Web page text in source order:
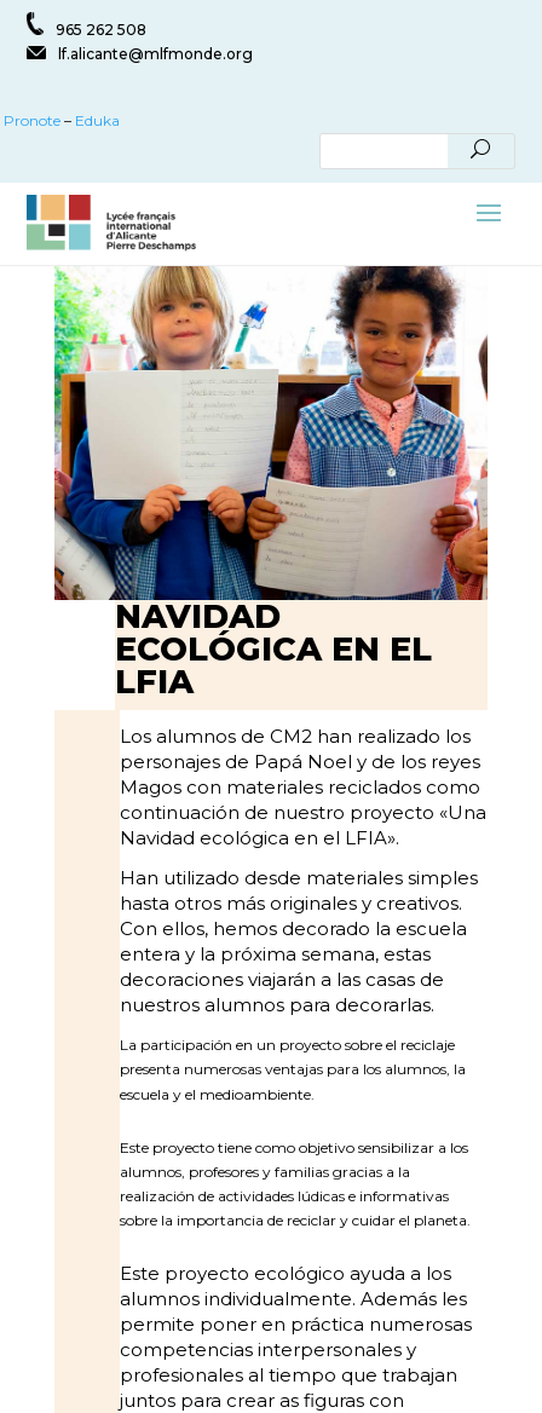
965 262 508
lf.alicante@mlfmonde.org
Pronote – Eduka
NAVIDAD
ECOLÓGICA EN EL
LFIA
Los alumnos de CM2 han realizado los
personajes de Papá Noel y de los reyes
Magos con materiales reciclados como
continuación de nuestro proyecto «Una
Navidad ecológica en el LFIA».
Han utilizado desde materiales simples
hasta otros más originales y creativos.
Con ellos, hemos decorado la escuela
entera y la próxima semana, estas
decoraciones viajarán a las casas de
nuestros alumnos para decorarlas.
La participación en un proyecto sobre el reciclaje
presenta numerosas ventajas para los alumnos, la
escuela y el medioambiente.
Este proyecto tiene como objetivo sensibilizar a los
alumnos, profesores y familias gracias a la
realización de actividades lúdicas e informativas
sobre la importancia de reciclar y cuidar el planeta.
Este proyecto ecológico ayuda a los
alumnos individualmente. Además les
permite poner en práctica numerosas
competencias interpersonales y
profesionales al tiempo que trabajan
juntos para crear as figuras con